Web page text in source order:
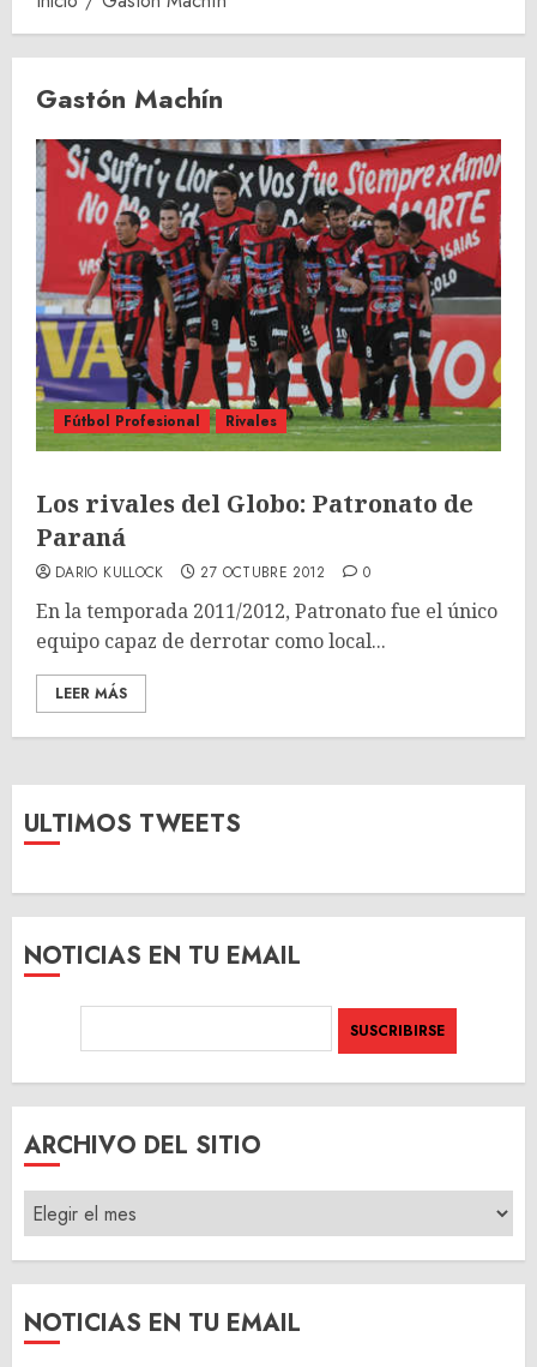
Gastón Machín
Fútbol Profesional Rivales
Los rivales del Globo: Patronato de
Paraná
DARIO KULLOCK 27 OCTUBRE 2012 0
En la temporada 2011/2012, Patronato fue el único
equipo capaz de derrotar como local...
LEER MÁS
ULTIMOS TWEETS
NOTICIAS EN TU EMAIL
ARCHIVO DEL SITIO
ARCHIVO
DEL
SITIO
NOTICIAS EN TU EMAIL